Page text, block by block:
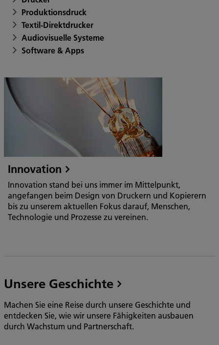
Produktionsdruck
Textil-Direktdrucker
Audiovisuelle Systeme
Software & Apps
Innovation
Innovation stand bei uns immer im Mittelpunkt,
angefangen beim Design von Druckern und Kopierern
bis zu unserem aktuellen Fokus darauf, Menschen,
Technologie und Prozesse zu vereinen.
Unsere Geschichte
Machen Sie eine Reise durch unsere Geschichte und
entdecken Sie, wie wir unsere Fähigkeiten ausbauen
durch Wachstum und Partnerschaft.